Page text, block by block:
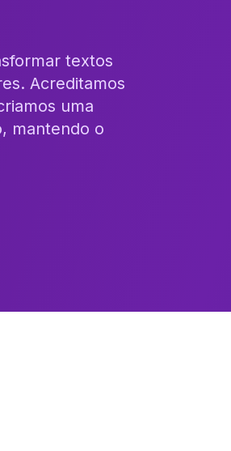
textos
Acreditamos
uma
mantendo o